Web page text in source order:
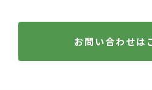
お問い合わせは